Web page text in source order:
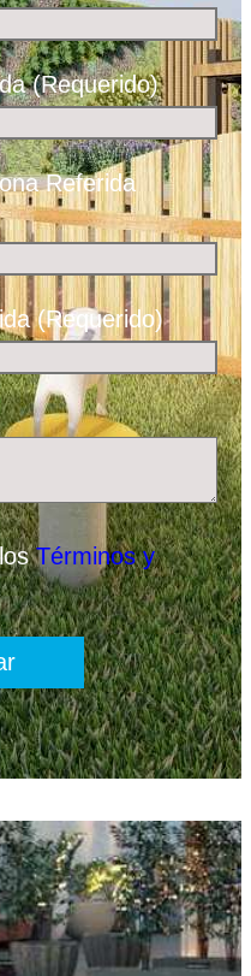
(Requerido)
Referida
(Requerido)
Términos y